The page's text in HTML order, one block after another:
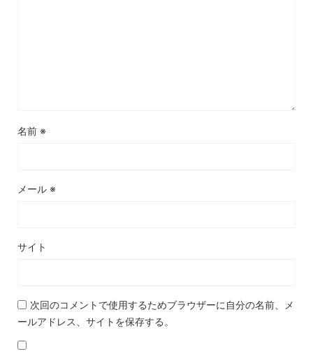
名前 ※
メール ※
サイト
次回のコメントで使用するためブラウザーに自分の名前、メ
ールアドレス、サイトを保存する。